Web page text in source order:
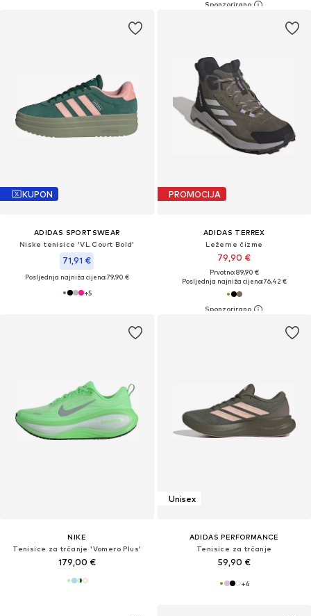
KUPON
ADIDAS SPORTSWEAR
Niske tenisice 'VL Court Bold'
71,91 €
Posljednja najniža cijena:79,90 €
+5
PROMOCIJA
ADIDAS TERREX
Ležerne čizme
79,90 €
Prvotno: 89,90 €
Posljednja najniža cijena:76,42 €
NIKE
Tenisice za trčanje 'Vomero Plus'
179,00 €
Unisex
ADIDAS PERFORMANCE
Tenisice za trčanje
59,90 €
+4